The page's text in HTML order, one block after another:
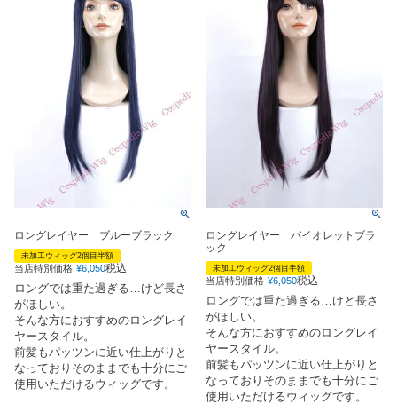
ロングレイヤー ブルーブラック
未加工ウィッグ2個目半額
当店特別価格 ¥6,050税込
ロングでは重た過ぎる…けど長さ
がほしい。
そんな方におすすめのロングレイ
ヤースタイル。
前髪もパッツンに近い仕上がりと
なっておりそのままでも十分にご
使用いただけるウィッグです。
ロングレイヤー バイオレットブラ
ック
未加工ウィッグ2個目半額
当店特別価格 ¥6,050税込
ロングでは重た過ぎる…けど長さ
がほしい。
そんな方におすすめのロングレイ
ヤースタイル。
前髪もパッツンに近い仕上がりと
なっておりそのままでも十分にご
使用いただけるウィッグです。